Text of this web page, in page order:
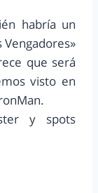
habría un
Vengadores»
que será
visto en
y spots